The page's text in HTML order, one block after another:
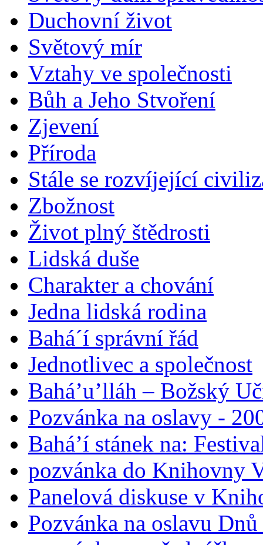
Duchovní život
Světový mír
Vztahy ve společnosti
Bůh a Jeho Stvoření
Zjevení
Příroda
Stále se rozvíjející
Zbožnost
Život plný štědrosti
Lidská duše
Charakter a chování
Jedna lidská rodina
Bahá´í správní řád
Jednotlivec a společnost
Bahá’u’lláh – Božský
Pozvánka na oslavy -
Bahá’í stánek na:
pozvánka do Knihovny
Panelová diskuse v
Pozvánka na oslavu